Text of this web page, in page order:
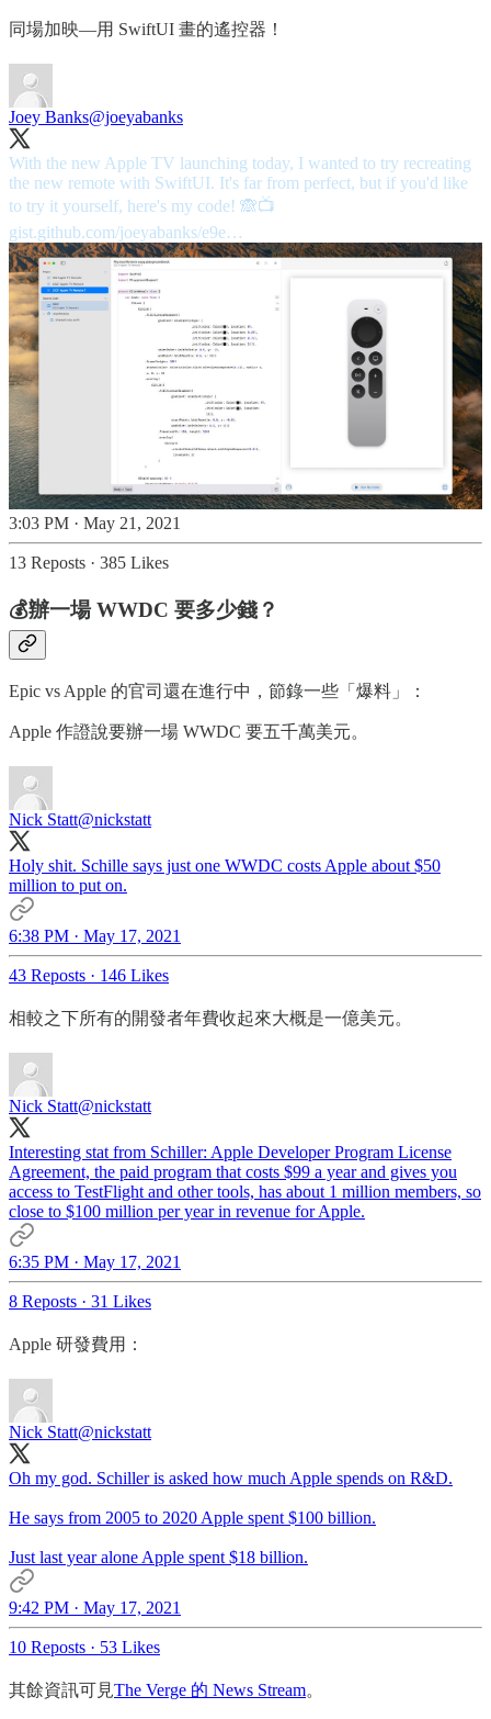
同場加映—用 SwiftUI 畫的遙控器！
Joey Banks@joeyabanks
With the new Apple TV launching today, I wanted to try recreating
the new remote with SwiftUI. It's far from perfect, but if you'd like
gist.github.com/joeyabanks/e9e…
3:03 PM · May 21, 2021
13 Reposts · 385 Likes
💰辦一場 WWDC 要多少錢？
Epic vs Apple 的官司還在進行中，節錄一些「爆料」：
Apple 作證說要辦一場 WWDC 要五千萬美元。
Nick Statt@nickstatt
Holy shit. Schille says just one WWDC costs Apple about $50
million to put on.
6:38 PM · May 17, 2021
43 Reposts · 146 Likes
相較之下所有的開發者年費收起來大概是一億美元。
Nick Statt@nickstatt
Interesting stat from Schiller: Apple Developer Program License
Agreement, the paid program that costs $99 a year and gives you
access to TestFlight and other tools, has about 1 million members, so
close to $100 million per year in revenue for Apple.
6:35 PM · May 17, 2021
8 Reposts · 31 Likes
Apple 研發費用：
Nick Statt@nickstatt
Oh my god. Schiller is asked how much Apple spends on R&D.
He says from 2005 to 2020 Apple spent $100 billion.
Just last year alone Apple spent $18 billion.
9:42 PM · May 17, 2021
10 Reposts · 53 Likes
其餘資訊可見The Verge 的 News Stream。